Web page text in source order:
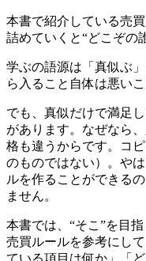
本書で紹介している売
詰めていくと“どこぞの
学ぶの語源は「真似ぶ
ら入ること自体は悪い
でも、真似だけで満足
があります。なぜなら
格も違うからです。コ
のものではない）。や
ルを作ることができる
ません。
本書では、“そこ”を目
売買ルールを参考にし
ている項目は何か」「